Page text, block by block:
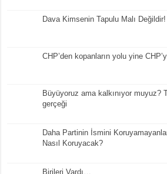
Dava Kimsenin Tapulu Malı Değildir!
CHP’den kopanların yolu yine
Büyüyoruz ama kalkınıyor muyuz?
gerçeği
Daha Partinin İsmini
Nasıl Koruyacak?
Birileri Vardı…